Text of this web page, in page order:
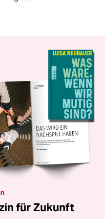
für Zukunft